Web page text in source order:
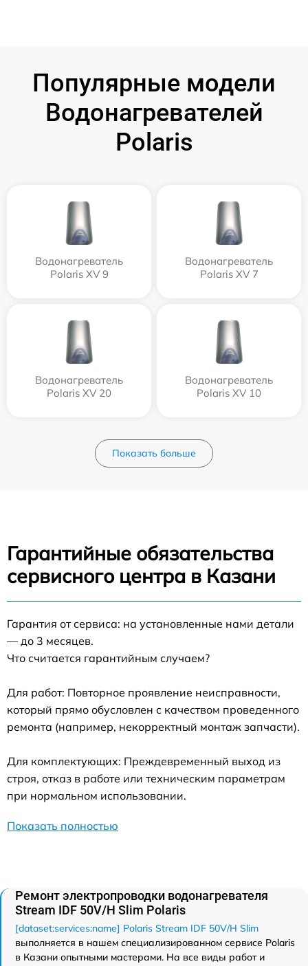
Популярные модели
Водонагревателей
Polaris
Водонагреватель
Polaris XV 9
Водонагреватель
Polaris XV 7
Водонагреватель
Polaris XV 20
Водонагреватель
Polaris XV 10
Показать больше
Гарантийные обязательства
сервисного центра в Казани
Гарантия от сервиса: на установленные нами детали
— до 3 месяцев.
Что считается гарантийным случаем?
Для работ: Повторное проявление неисправности,
который прямо обусловлен с качеством проведенного
ремонта (например, некорректный монтаж запчасти).
Для комплектующих: Преждевременный выход из
строя, отказ в работе или техническим параметрам
при нормальном использовании.
Показать полностью
Ремонт электропроводки водонагревателя
Stream IDF 50V/H Slim Polaris
[dataset:services:name] Polaris Stream IDF 50V/H Slim
выполняется в нашем специализированном сервисе Polaris
в Казани опытными мастерами. На все виды работ и